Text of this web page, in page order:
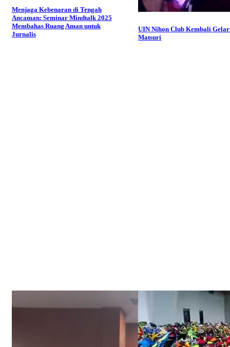
Menjaga Kebenaran di Tengah
Ancaman: Seminar Mindtalk 2025
Membahas Ruang Aman untuk
Jurnalis
UIN Nihon Club Kembali
Matsuri